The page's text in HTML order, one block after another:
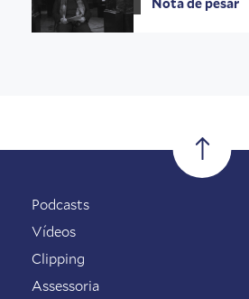
Podcasts
Vídeos
Clipping
Assessoria